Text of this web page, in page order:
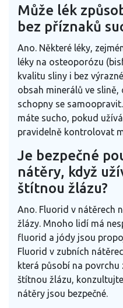
Může lék
bez příznaků
Ano. Některé léky,
léky na osteoporózu
kvalitu sliny i bez
obsah minerálů ve slině,
schopny se
máte sucho, pokud
pravidelně kontrolovat
Je bezpečné
nátěry, když
štítnou žlázu?
Ano. Fluorid v nátěrech
žlázy. Mnoho lidí má
fluorid a jódy jsou
Fluorid v zubních
která působí na povrchu
štítnou žlázu,
nátěry jsou bezpečné.